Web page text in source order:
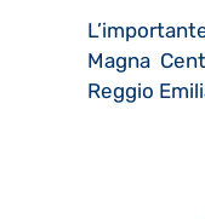
Magna
Reggio